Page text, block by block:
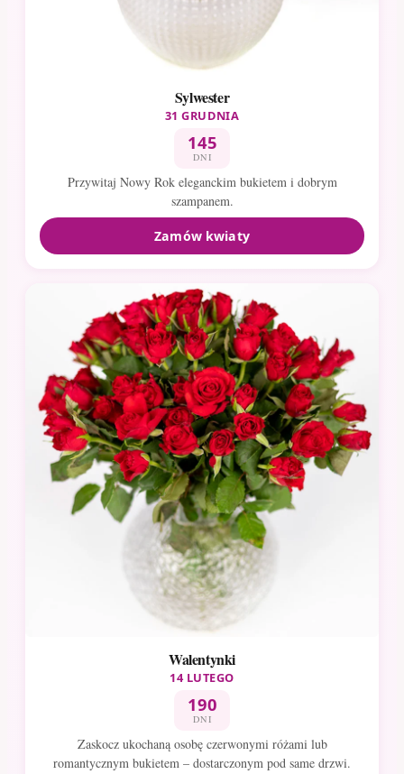
Sylwester
31 GRUDNIA
145
DNI
Przywitaj Nowy Rok eleganckim bukietem i dobrym
szampanem.
Zamów kwiaty
Walentynki
14 LUTEGO
190
DNI
Zaskocz ukochaną osobę czerwonymi różami lub
romantycznym bukietem – dostarczonym pod same drzwi.